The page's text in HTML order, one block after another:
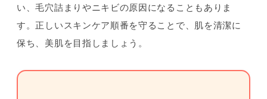
い、毛穴詰まりやニキビの原因になることもありま
す。正しいスキンケア順番を守ることで、肌を清潔に
保ち、美肌を目指しましょう。